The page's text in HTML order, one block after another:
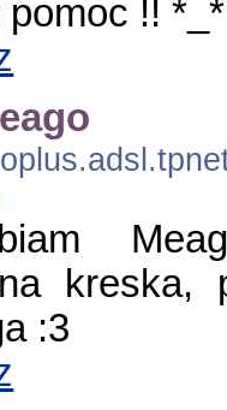
pomoc !! *_*
kreska,
:3